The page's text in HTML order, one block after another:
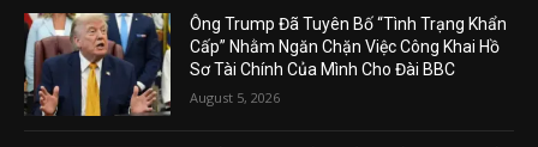
Ông Trump Đã Tuyên Bố “Tình Trạng Khẩn
Cấp” Nhằm Ngăn Chặn Việc Công Khai Hồ
Sơ Tài Chính Của Mình Cho Đài BBC
August 5, 2026